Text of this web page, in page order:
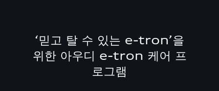
‘믿고 탈 수 있는 e-tron’을
위한 아우디 e-tron 케어 프
로그램